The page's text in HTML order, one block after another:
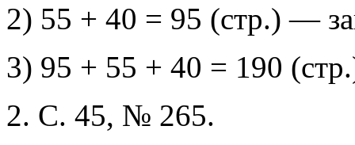
2) 55 + 40 = 95 (стр.) —
3) 95 + 55 + 40 = 190
2. С. 45, № 265.